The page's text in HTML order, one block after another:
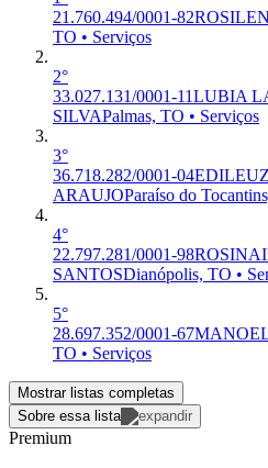
21.760.494/0001-82
TO • Serviços
2°
33.027.131/0001-11LUBIA
SILVAPalmas, TO • Serviços
3°
36.718.282/0001-04
ARAUJOParaíso do
4°
22.797.281/0001-98
SANTOSDianópolis, TO •
5°
28.697.352/0001-67
TO • Serviços
Mostrar listas completas
Sobre essa lista
Premium